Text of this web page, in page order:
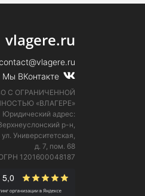
vlagere.ru
Мы ВКонтакте
С ОГРАНИЧЕННОЙ
«ВЛАГЕРЕ»
Юридический адрес:
р-н,
Университетская,
д. 7, пом. 68
1201600048187